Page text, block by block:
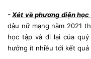
-Xét về phương diện học
dậu nữ mạng năm 2021
học tập và đi lại của
hưởng ít nhiều tới kết quả